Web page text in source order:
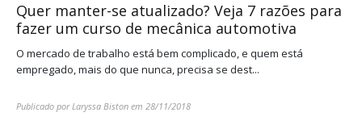
Quer manter-se atualizado? Veja 7 razões para
fazer um curso de mecânica automotiva
O mercado de trabalho está bem complicado, e quem está
empregado, mais do que nunca, precisa se dest...
Publicado porLaryssa Biston em 28/11/2018